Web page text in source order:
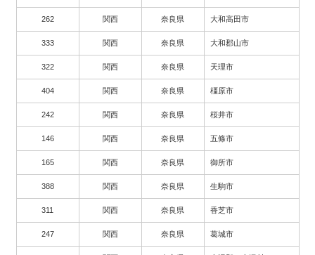
262 関西 奈良県 大和高田市
333 関西 奈良県 大和郡山市
322 関西 奈良県 天理市
404 関西 奈良県 橿原市
242 関西 奈良県 桜井市
146 関西 奈良県 五條市
165 関西 奈良県 御所市
388 関西 奈良県 生駒市
311 関西 奈良県 香芝市
247 関西 奈良県 葛城市